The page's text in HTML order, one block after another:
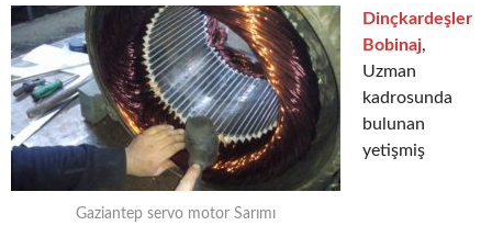
Gaziantep servo motor Sarımı
Dinçkardeşler
Bobinaj,
Uzman
kadrosunda
bulunan
yetişmiş